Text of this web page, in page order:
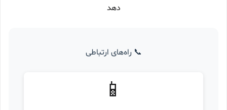
دهد
📞 راه‌های ارتباطی
📱